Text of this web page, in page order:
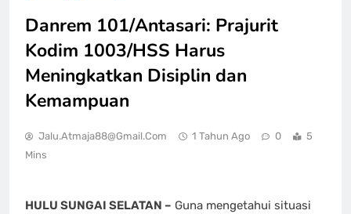
Danrem 101/Antasari: Prajurit
Kodim 1003/HSS Harus
Meningkatkan Disiplin dan
Kemampuan
Jalu.atmaja88@gmail.com 1 Tahun Ago 0
5
Mins
HULU SUNGAI SELATAN – Guna mengetahui situasi